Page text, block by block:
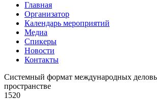
Главная
Организатор
Календарь мероприятий
Медиа
Спикеры
Новости
Контакты
Cистемный формат международных
пространстве
1520